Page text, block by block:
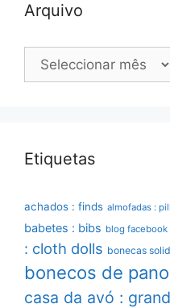
Arquivo
Arquivo
Etiquetas
achados : finds almofadas :
babetes : bibs blog facebook
: cloth dolls bonecas
bonecos de
casa da avó :